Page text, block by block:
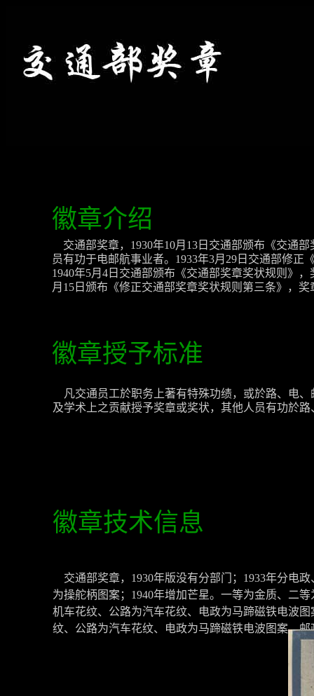
徽章介绍
交通部奖章，1930年10月13日交通部颁布《交通
员有功于电邮航事业者。1933年3月29日交通部修
1940年5月4日交通部颁布《交通部奖章奖状规则》
月15日颁布《修正交通部奖章奖状规则第三条》，
徽章技术信息
交通部奖章，1930年版没有分部门；1933年分电
为操舵柄图案；1940年增加芒星。一等为金质、二
机车花纹、公路为汽车花纹、
电政为马蹄磁铁电波
纹、公路为汽车花纹、
电政为马蹄磁铁电波图案、
徽章授予标准
凡交通员工於职务上著有特殊功绩，或於路、电
及学术上之贡献授予奖章或奖状，其他人员有功於